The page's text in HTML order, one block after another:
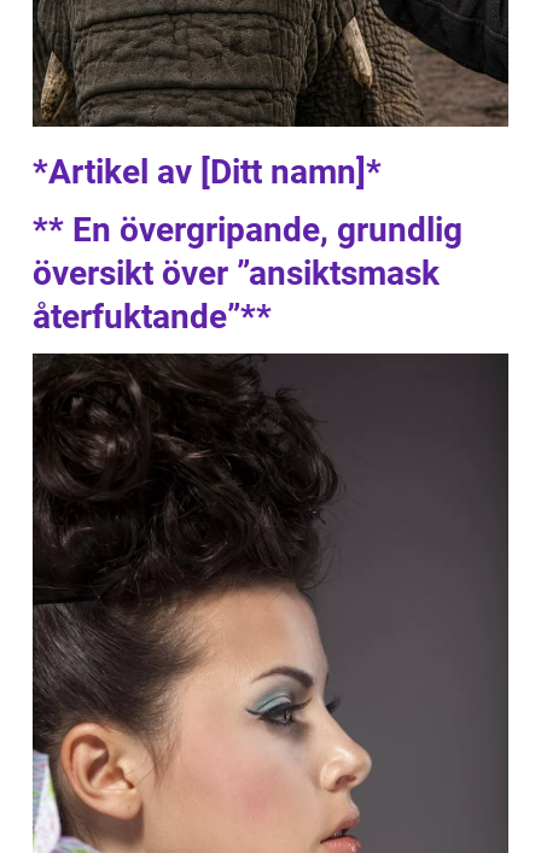
*Artikel av [Ditt namn]*
** En övergripande, grundlig
översikt över ”ansiktsmask
återfuktande”**